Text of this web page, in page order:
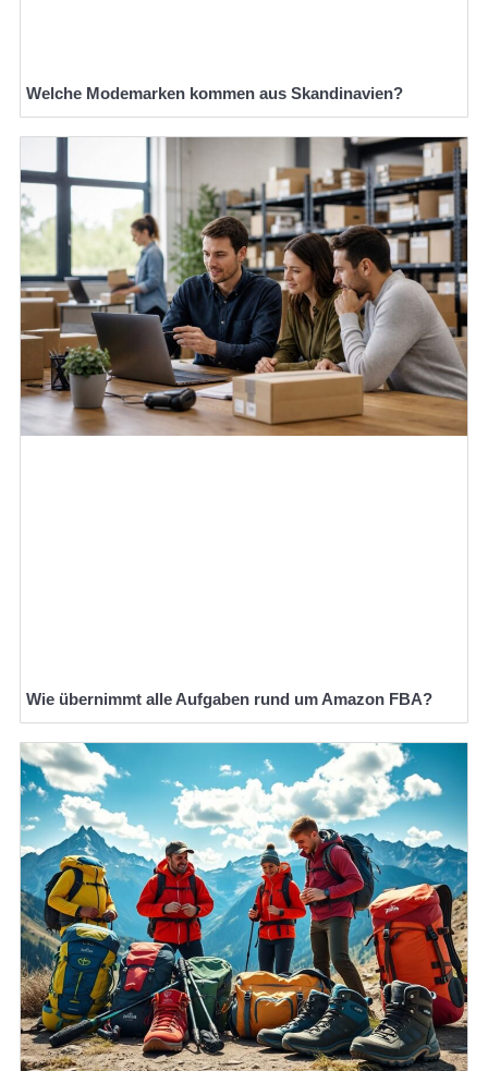
Welche Modemarken kommen aus Skandinavien?
Wie übernimmt alle Aufgaben rund um Amazon FBA?